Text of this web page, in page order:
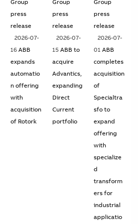
Group
press
release
2026-07-
16ABB
expands
automatio
n offering
with
acquisition
of Rotork
Group
press
release
2026-07-
15 ABB to
acquire
Advantics,
expanding
Direct
Current
portfolio
Group
press
release
2026-07-
01ABB
completes
acquisition
of
Specialtra
sfo to
expand
offering
with
specialize
d
transform
ers for
industrial
applicatio